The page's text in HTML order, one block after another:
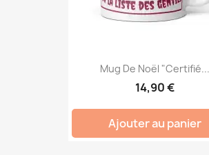
Mug De Noël "Certifié...
14,90 €
Ajouter au panier